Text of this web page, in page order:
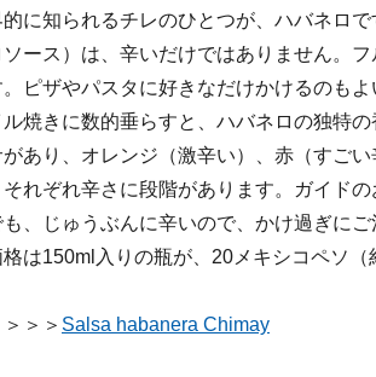
に知られるチレのひとつが、ハバネロ
ソース）は、辛いだけではありません。
。ピザやパスタに好きなだけかけるのも
焼きに数的垂らすと、ハバネロの独特
あり、オレンジ（激辛い）、赤（すご
れぞれ辛さに段階があります。ガイド
、じゅうぶんに辛いので、かけ過ぎにご
は150ml入りの瓶が、20メキシコペソ（
＞＞ Salsa habanera Chimay